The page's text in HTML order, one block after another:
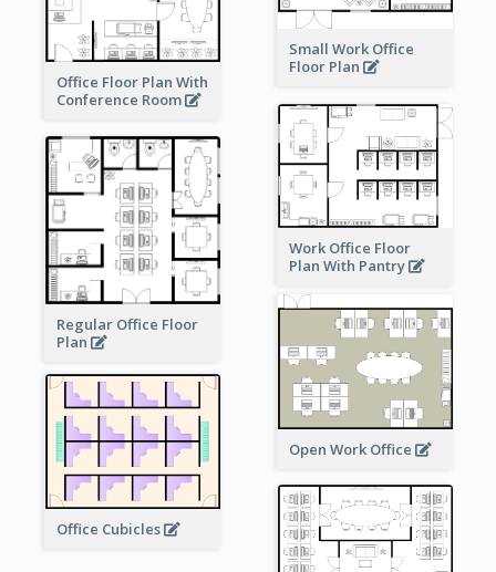
Small Work Office
Floor Plan
Office Floor Plan With
Conference Room
Work Office Floor
Plan With Pantry
Regular Office Floor
Plan
Open Work Office
Office Cubicles